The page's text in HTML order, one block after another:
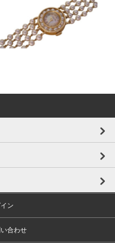
ン
合わせ